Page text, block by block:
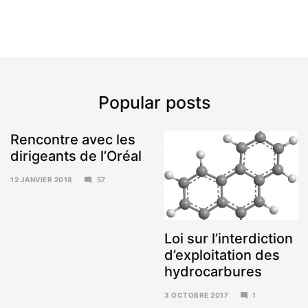
Popular posts
Rencontre avec les
dirigeants de l’Oréal
12 JANVIER 2018
57
Loi sur l’interdiction
d’exploitation des
hydrocarbures
3 OCTOBRE 2017
1